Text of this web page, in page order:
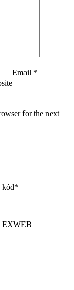
Email *
for the next
kód*
EXWEB